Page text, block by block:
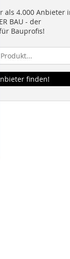
als 4.000 Anbieter
BAU - der
Bauprofis!
finden!